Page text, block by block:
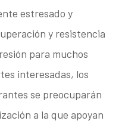
estresado y
y resistencia
para muchos
interesadas, los
se preocuparán
a la que apoyan